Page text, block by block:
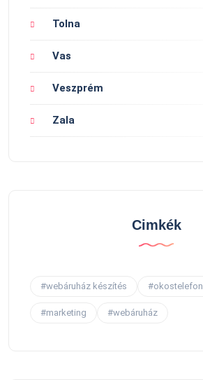
Tolna
Vas
Veszprém
Zala
Cimkék
#webáruház készítés #okostelefon
#marketing #webáruház